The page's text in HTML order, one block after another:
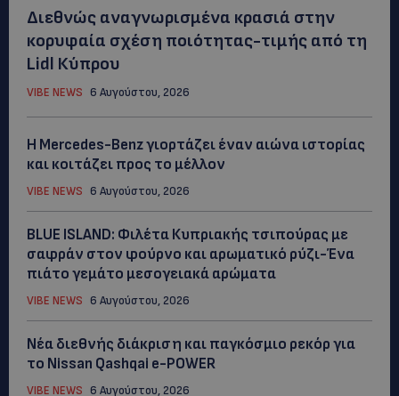
Διεθνώς αναγνωρισμένα κρασιά στην
κορυφαία σχέση ποιότητας-τιμής από τη
Lidl Κύπρου
VIBE NEWS 6 Αυγούστου, 2026
Η Mercedes-Benz γιορτάζει έναν αιώνα ιστορίας
και κοιτάζει προς το μέλλον
VIBE NEWS 6 Αυγούστου, 2026
BLUE ISLAND: Φιλέτα Κυπριακής τσιπούρας με
σαφράν στον φούρνο και αρωματικό ρύζι-Ένα
πιάτο γεμάτο μεσογειακά αρώματα
VIBE NEWS 6 Αυγούστου, 2026
Νέα διεθνής διάκριση και παγκόσμιο ρεκόρ για
το Nissan Qashqai e-POWER
VIBE NEWS 6 Αυγούστου, 2026